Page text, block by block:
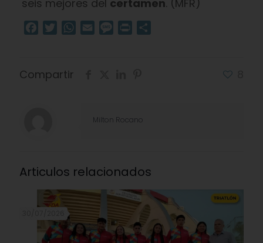
seis mejores del certamen. (MFR)
Facebook
TwitterWhatsApp
Email Message
Print
Compartir
Milton Rocano
Articulos relacionados